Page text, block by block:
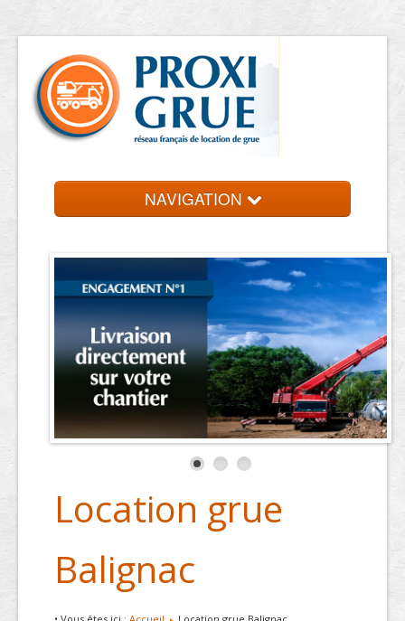
NAVIGATION
Location grue
Balignac